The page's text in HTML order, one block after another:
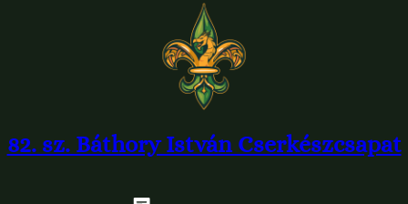
82. sz. Báthory István Cserkészcsapat